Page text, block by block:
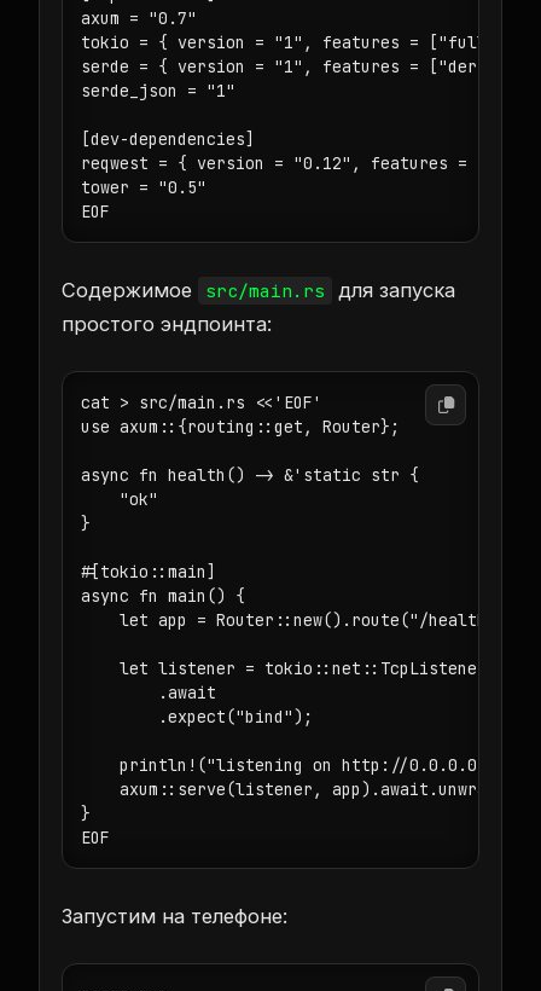
axum = "0.7"
tokio = { version = "1", features = ["full"] }
serde = { version = "1", features = ["derive"]
serde_json = "1"
[dev-dependencies]
reqwest = { version = "0.12", features =
tower = "0.5"
Содержимое src/main.rs
для запуска
простого эндпоинта:
cat > src/main.rs <<'EOF'
use axum::{routing::get, Router};
async fn health() -> &'static str {
    "ok"
}
#[tokio::main]
async fn main() {
let app = Router::new().route("/health",
let listener =
        .await
        .expect("bind");
println!("listening on http://
    axum::serve(listener, app).await.unwrap();
}
Запустим на телефоне: